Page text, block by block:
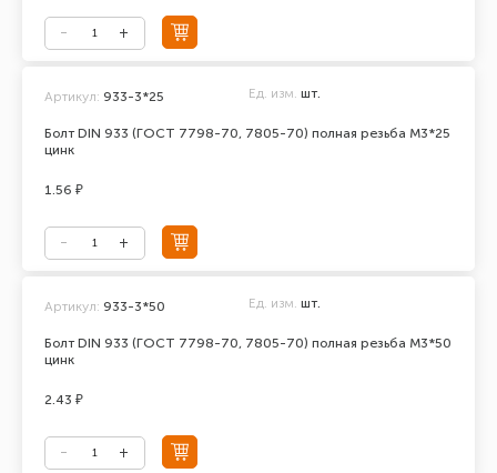
Болт DIN 933 (ГОСТ 7798-70, 7805-70) полная резьба М3*25
цинк
Артикул: 933-3*25 Ед. изм. шт.
1.56 ₽
Болт DIN 933 (ГОСТ 7798-70, 7805-70) полная резьба М3*50
цинк
Артикул: 933-3*50 Ед. изм. шт.
2.43 ₽